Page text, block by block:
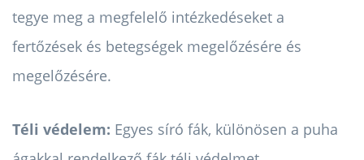
tegye meg a megfelelő intézkedéseket a
fertőzések és betegségek megelőzésére és
megelőzésére.
Téli védelem: Egyes síró fák, különösen a puha